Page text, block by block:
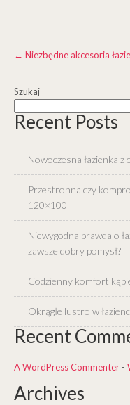
Post
navigation
← Niezbędne akcesoria
Szukaj
Recent Posts
Nowoczesna łazienka z
Przestronna czy
120×100
Niewygodna prawda o
zawsze dobry pomysł?
Codzienny komfort
Okrągłe lustro w
Recent
A WordPress Commenter -
Archives